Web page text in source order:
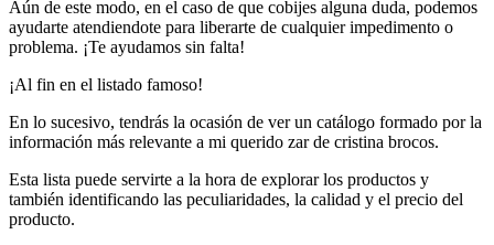
Aún de este modo, en el caso de que cobijes alguna duda, podemos
ayudarte atendiendote para liberarte de cualquier impedimento o
problema. ¡Te ayudamos sin falta!
¡Al fin en el listado famoso!
En lo sucesivo, tendrás la ocasión de ver un catálogo formado por la
información más relevante a mi querido zar de cristina brocos.
Esta lista puede servirte a la hora de explorar los productos y
también identificando las peculiaridades, la calidad y el precio del
producto.